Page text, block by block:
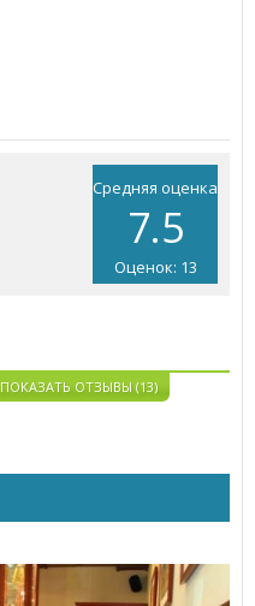
Средняя оценка
7.5
Оценок: 13
ПОКАЗАТЬ ОТЗЫВЫ (13)